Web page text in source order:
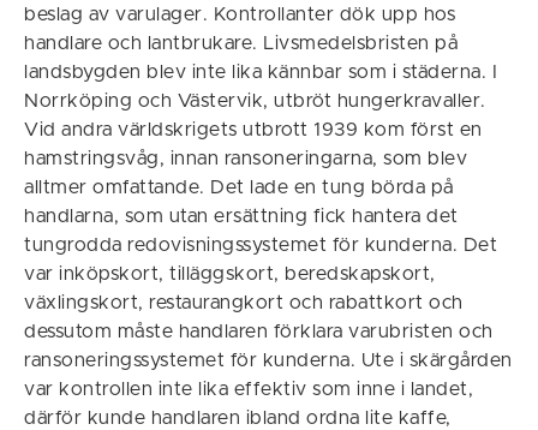
beslag av varulager. Kontrollanter dök upp hos
handlare och lantbrukare. Livsmedelsbristen på
landsbygden blev inte lika kännbar som i städerna. I
Norrköping och Västervik, utbröt hungerkravaller.
Vid andra världskrigets utbrott 1939 kom först en
hamstringsvåg, innan ransoneringarna, som blev
alltmer omfattande. Det lade en tung börda på
handlarna, som utan ersättning fick hantera det
tungrodda redovisningssystemet för kunderna. Det
var inköpskort, tilläggskort, beredskapskort,
växlingskort, restaurangkort och rabattkort och
dessutom måste handlaren förklara varubristen och
ransoneringssystemet för kunderna. Ute i skärgården
var kontrollen inte lika effektiv som inne i landet,
därför kunde handlaren ibland ordna lite kaffe,